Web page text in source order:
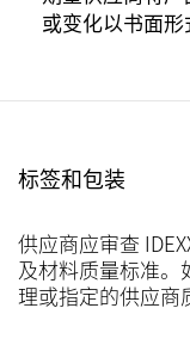
或变化以书面形
标签和包装
供应商应审查
及材料质量标准
理或指定的供应商